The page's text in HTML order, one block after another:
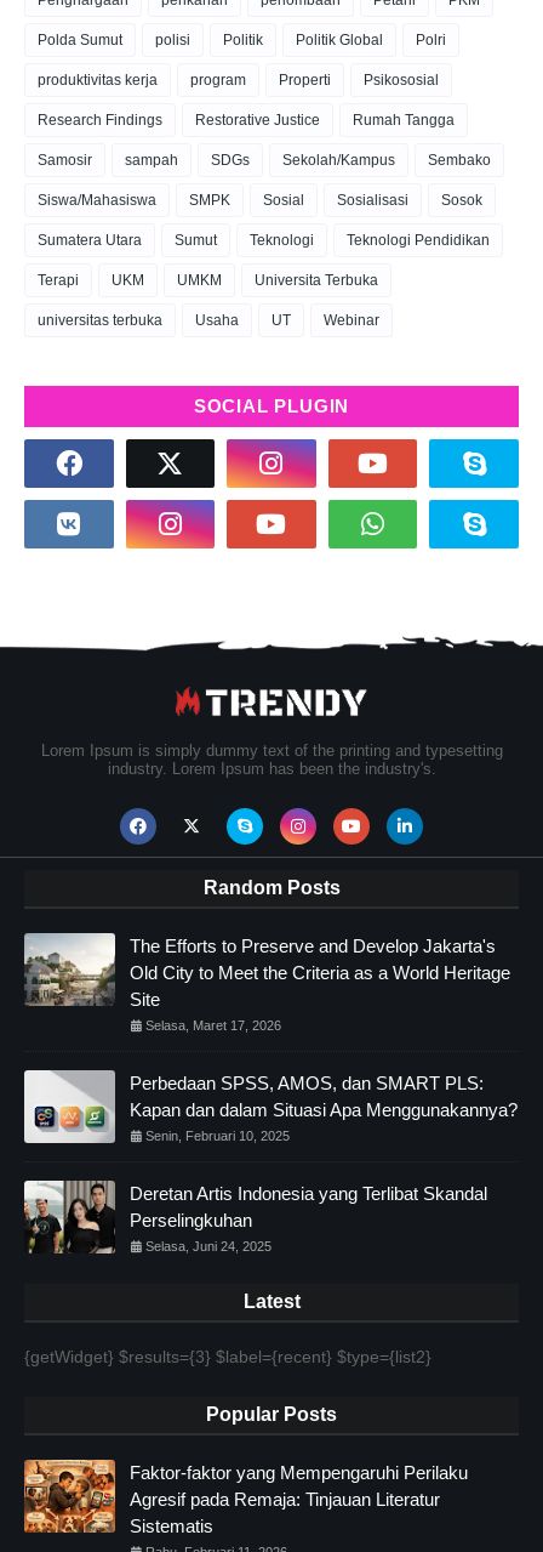
Polda Sumut polisi Politik Politik Global Polri
produktivitas kerja program Properti Psikososial
Research Findings Restorative Justice Rumah Tangga
Samosir sampah SDGs Sekolah/Kampus Sembako
Siswa/Mahasiswa SMPK Sosial Sosialisasi Sosok
Sumatera Utara Sumut Teknologi Teknologi Pendidikan
Terapi UKM UMKM Universita Terbuka
universitas terbuka Usaha UT Webinar
SOCIAL PLUGIN
Lorem Ipsum is simply dummy text of the printing and typesetting
industry. Lorem Ipsum has been the industry's.
Random Posts
The Efforts to Preserve and Develop Jakarta's
Old City to Meet the Criteria as a World Heritage
Site
Selasa, Maret 17, 2026
Perbedaan SPSS, AMOS, dan SMART PLS:
Kapan dan dalam Situasi Apa Menggunakannya?
Senin, Februari 10, 2025
Deretan Artis Indonesia yang Terlibat Skandal
Perselingkuhan
Selasa, Juni 24, 2025
Latest
{getWidget} $results={3} $label={recent} $type={list2}
Popular Posts
Faktor-faktor yang Mempengaruhi Perilaku
Agresif pada Remaja: Tinjauan Literatur
Sistematis